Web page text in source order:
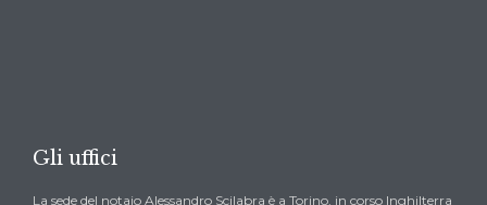
Gli uffici
La sede del notaio Alessandro Scilabra è a Torino, in corso Inghilterra